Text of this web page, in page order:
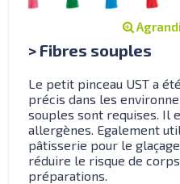
> Fibres souples
Le petit pinceau UST a
précis dans les
souples sont requises. Il
allergènes. Egalement
pâtisserie pour le
réduire le risque de
préparations.